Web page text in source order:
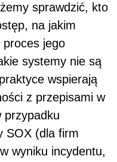
sprawdzić, kto
na jakim
proces jego
systemy nie są
wspierają
z przepisami w
przypadku
SOX (dla firm
wyniku incydentu,